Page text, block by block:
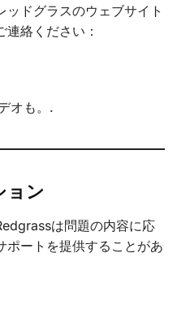
ドグラスのウェブサイト
絡ください：
オも。.
ョン
は問題の内容に応
ポートを提供することがあ